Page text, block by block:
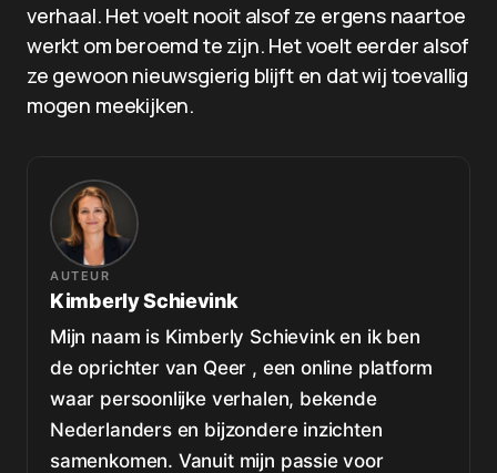
verhaal. Het voelt nooit alsof ze ergens naartoe
werkt om beroemd te zijn. Het voelt eerder alsof
ze gewoon nieuwsgierig blijft en dat wij toevallig
mogen meekijken.
AUTEUR
Kimberly Schievink
Mijn naam is Kimberly Schievink en ik ben
de oprichter van Qeer , een online platform
waar persoonlijke verhalen, bekende
Nederlanders en bijzondere inzichten
samenkomen. Vanuit mijn passie voor